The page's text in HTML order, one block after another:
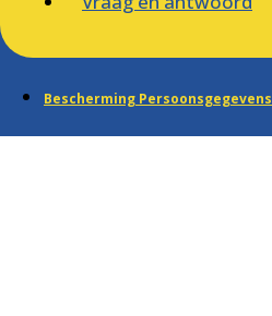
Bescherming Persoonsgegevens